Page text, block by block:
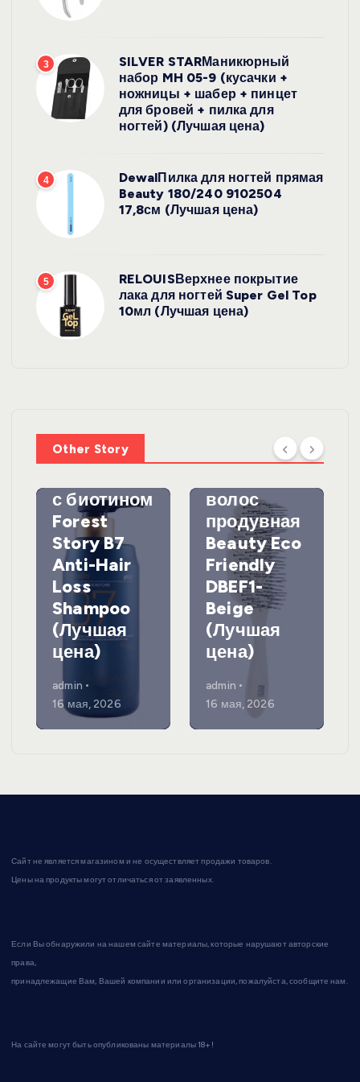
3
SILVER STARМаникюрный
набор MH 05-9 (кусачки +
ножницы + шабер + пинцет
для бровей + пилка для
ногтей) (Лучшая цена)
4
DewalПилка для ногтей прямая
Beauty 180/240 9102504
17,8см (Лучшая цена)
5
RELOUISВерхнее покрытие
лака для ногтей Super Gel Top
10мл (Лучшая цена)
Other Story
волос
против
с биотином
Forest
Story B7
Anti-Hair
Loss
Shampoo
(Лучшая
цена)
admin
16 мая, 2026
DewalЩетк
волос
продувная
Beauty Eco
Friendly
DBEF1-
Beige
(Лучшая
цена)
admin
16 мая, 2026
Сайт не является магазином и не осуществляет продажи товаров.
Цены на продукты могут отличаться от заявленных.
Если Вы обнаружили на нашем сайте материалы, которые нарушают авторские
права,
принадлежащие Вам, Вашей компании или организации, пожалуйста, сообщите нам.
На сайте могут быть опубликованы материалы 18+!